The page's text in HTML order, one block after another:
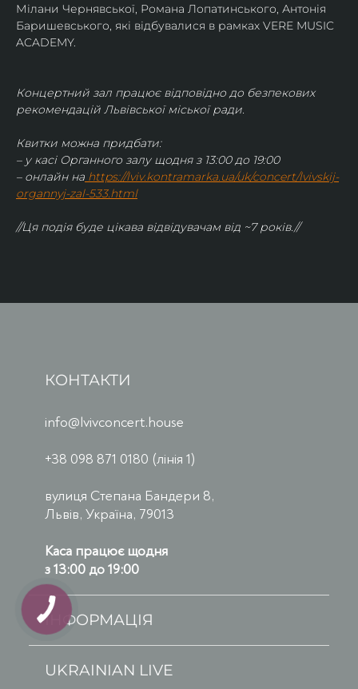
Мілани Чернявської, Романа Лопатинського, Антонія
Баришевського, які відбувалися в рамках VERE MUSIC
ACADEMY.
Концертний зал працює відповідно до безпекових
рекомендацій Львівської міської ради.
Квитки можна придбати:
– у касі Органного залу щодня з 13:00 до 19:00
– онлайн на https://lviv.kontramarka.ua/uk/concert/lvivskij-
organnyj-zal-533.html
//Ця подія буде цікава відвідувачам від ~7 років.//
КОНТАКТИ
info@lvivconcert.house
+38 098 871 0180 (лінія 1)
вулиця Степана Бандери 8,
Львів, Україна, 79013
Каса працює щодня
з 13:00 до 19:00
ІНФОРМАЦІЯ
UKRAINIAN LIVE